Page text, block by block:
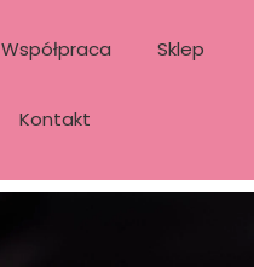
Współpraca Sklep
Kontakt